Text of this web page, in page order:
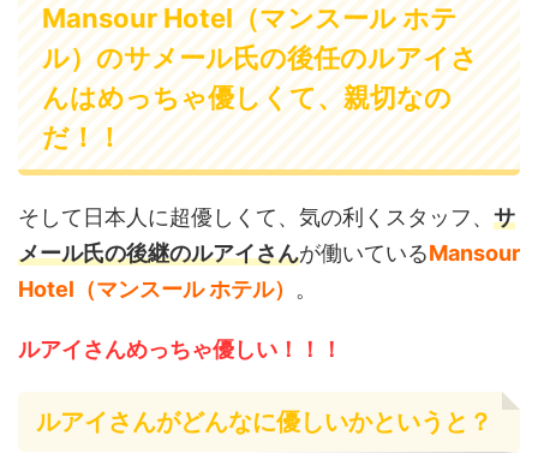
Mansour Hotel（マンスール ホテ
ル）のサメール氏の後任のルアイさ
んはめっちゃ優しくて、親切なの
だ！！
そして日本人に超優しくて、気の利くスタッフ、 サ
メール氏の後継のルアイさんが働いているMansour
Hotel（マンスール ホテル） 。
ルアイさんめっちゃ優しい！！！
ルアイさんがどんなに優しいかというと？